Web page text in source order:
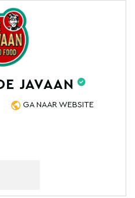
JAVAAN
GA NAAR WEBSITE